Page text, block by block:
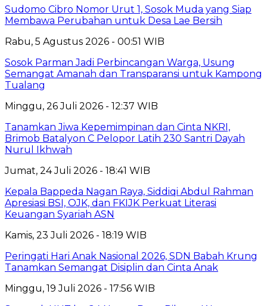
Sudomo Cibro Nomor Urut 1, Sosok Muda yang Siap
Membawa Perubahan untuk Desa Lae Bersih
Rabu, 5 Agustus 2026 - 00:51 WIB
Sosok Parman Jadi Perbincangan Warga, Usung
Semangat Amanah dan Transparansi untuk Kampong
Tualang
Minggu, 26 Juli 2026 - 12:37 WIB
Tanamkan Jiwa Kepemimpinan dan Cinta NKRI,
Brimob Batalyon C Pelopor Latih 230 Santri Dayah
Nurul Ikhwah
Jumat, 24 Juli 2026 - 18:41 WIB
Kepala Bappeda Nagan Raya, Siddiqi Abdul Rahman
Apresiasi BSI, OJK, dan FKIJK Perkuat Literasi
Keuangan Syariah ASN
Kamis, 23 Juli 2026 - 18:19 WIB
Peringati Hari Anak Nasional 2026, SDN Babah Krung
Tanamkan Semangat Disiplin dan Cinta Anak
Minggu, 19 Juli 2026 - 17:56 WIB